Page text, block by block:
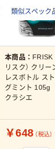
類似スペック
本商品： FRISK
リスク） クリー
レスボトル ス
グミント 105g
クラシエ
￥648 （税込）